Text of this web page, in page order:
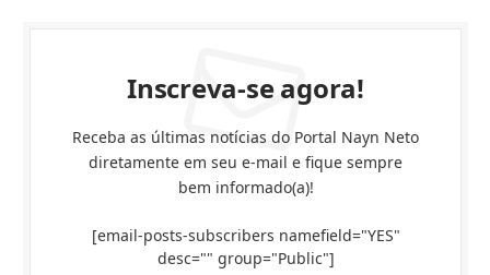
Inscreva-se agora!
Receba as últimas notícias do Portal Nayn Neto
diretamente em seu e-mail e fique sempre
bem informado(a)!
[email-posts-subscribers namefield="YES"
desc="" group="Public"]